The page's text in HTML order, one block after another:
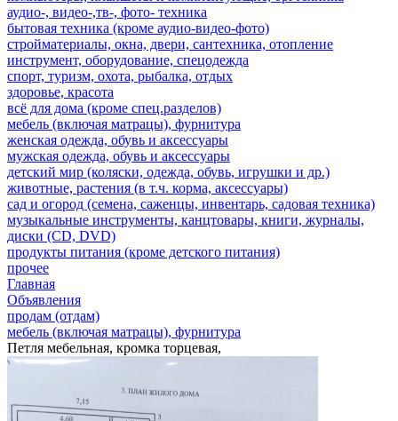
аудио-, видео-,тв-, фото- техника
бытовая техника (кроме аудио-видео-фото)
стройматериалы, окна, двери, сантехника, отопление
инструмент, оборудование, спецодежда
спорт, туризм, охота, рыбалка, отдых
здоровье, красота
всё для дома (кроме спец.разделов)
мебель (включая матрацы), фурнитура
женская одежда, обувь и аксессуары
мужская одежда, обувь и аксессуары
детский мир (коляски, одежда, обувь, игрушки и др.)
животные, растения (в т.ч. корма, аксессуары)
сад и огород (семена, саженцы, инвентарь, садовая техника)
музыкальные инструменты, канцтовары, книги, журналы,
диски (CD, DVD)
продукты питания (кроме детского питания)
прочее
Главная
Объявления
продам (отдам)
мебель (включая матрацы), фурнитура
Петля мебельная, кромка торцевая,